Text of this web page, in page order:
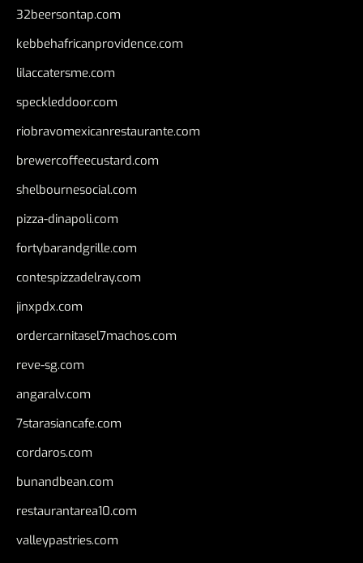
32beersontap.com
kebbehafricanprovidence.com
lilaccatersme.com
speckleddoor.com
riobravomexicanrestaurante.com
brewercoffeecustard.com
shelbournesocial.com
pizza-dinapoli.com
fortybarandgrille.com
contespizzadelray.com
jinxpdx.com
ordercarnitasel7machos.com
reve-sg.com
angaralv.com
7starasiancafe.com
cordaros.com
bunandbean.com
restaurantarea10.com
valleypastries.com